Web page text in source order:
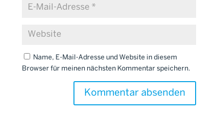
Name, E-Mail-Adresse und Website in diesem
Browser für meinen nächsten Kommentar speichern.